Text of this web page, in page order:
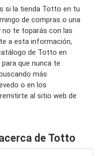
si la tienda Totto en tu
de compras o una
no te toparás con las
a esta información,
de Totto en
que nunca te
más
o en los
al sitio web de
de Totto